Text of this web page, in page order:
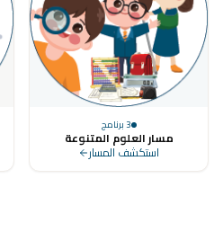
3برنامج
مسار العلوم المتنوعة
استكشف المسار